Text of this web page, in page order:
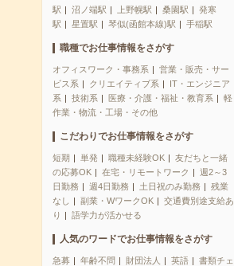
駅
沼ノ端駅 上野幌駅 桑園駅
発寒
駅
星置駅 琴似(函館本線)駅 手稲駅
職種でお仕事情報をさがす
オフィスワーク・事務系
営業・販売・サー
ビス系
クリエイティブ系
IT・エンジニア
系
技術系 医療・介護・福祉・教育系
軽
作業・物流・工場・その他
こだわりでお仕事情報をさがす
短期 単発 職種未経験OK
友だちと一緒
の応募OK
在宅・リモートワーク
週2～3
日勤務
週4日勤務 土日祝のみ勤務
残業
なし
副業・WワークOK
交通費別途支給あ
り
語学力が活かせる
人気のワードでお仕事情報をさがす
急募 年齢不問 財団法人 英語
書類チェ